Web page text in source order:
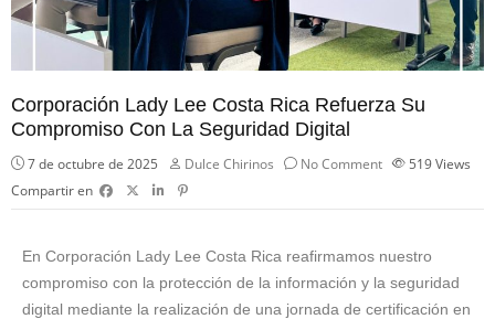
Corporación Lady Lee Costa Rica Refuerza Su
Compromiso Con La Seguridad Digital
7 de octubre de 2025 Dulce Chirinos No Comment 519Views
Compartir en
En Corporación Lady Lee Costa Rica reafirmamos nuestro
compromiso con la protección de la información y la seguridad
digital mediante la realización de una jornada de certificación en